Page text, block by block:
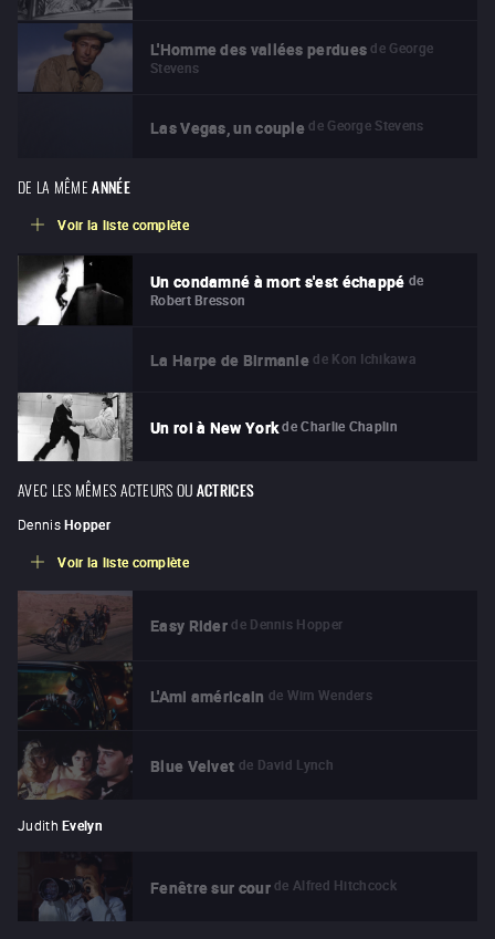
L'Homme des vallées perdues de George
Stevens
Las Vegas, un couple de George Stevens
DE LA MÊME ANNÉE
Voir la liste complète
Un condamné à mort s'est échappé de
Robert Bresson
La Harpe de Birmanie de Kon Ichikawa
Un roi à New York de Charlie Chaplin
AVEC LES MÊMES ACTEURS OUACTRICES
Dennis Hopper
Voir la liste complète
Easy Rider de Dennis Hopper
L'Ami américain de Wim Wenders
Blue Velvet de David Lynch
Judith Evelyn
Fenêtre sur cour de Alfred Hitchcock